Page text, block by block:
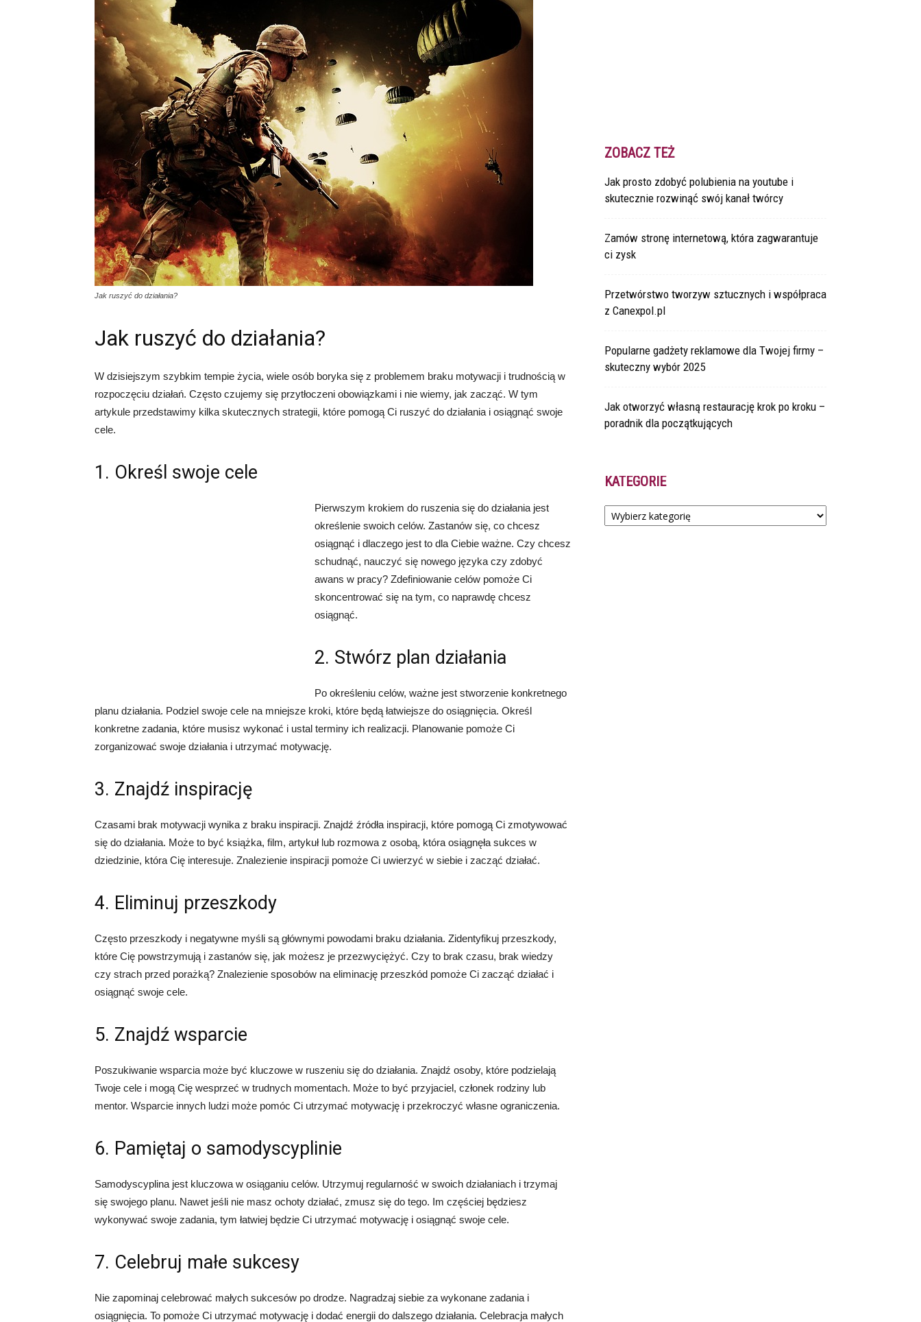
Jak ruszyć do działania?
Jak ruszyć do działania?
W dzisiejszym szybkim tempie życia, wiele osób boryka się z problemem braku motywacji i trudnością w
rozpoczęciu działań. Często czujemy się przytłoczeni obowiązkami i nie wiemy, jak zacząć. W tym
artykule przedstawimy kilka skutecznych strategii, które pomogą Ci ruszyć do działania i osiągnąć swoje
cele.
1. Określ swoje cele
Pierwszym krokiem do ruszenia się do działania jest
określenie swoich celów. Zastanów się, co chcesz
osiągnąć i dlaczego jest to dla Ciebie ważne. Czy chcesz
schudnąć, nauczyć się nowego języka czy zdobyć
awans w pracy? Zdefiniowanie celów pomoże Ci
skoncentrować się na tym, co naprawdę chcesz
osiągnąć.
2. Stwórz plan działania
Po określeniu celów, ważne jest stworzenie konkretnego
planu działania. Podziel swoje cele na mniejsze kroki, które będą łatwiejsze do osiągnięcia. Określ
konkretne zadania, które musisz wykonać i ustal terminy ich realizacji. Planowanie pomoże Ci
zorganizować swoje działania i utrzymać motywację.
3. Znajdź inspirację
Czasami brak motywacji wynika z braku inspiracji. Znajdź źródła inspiracji, które pomogą Ci zmotywować
się do działania. Może to być książka, film, artykuł lub rozmowa z osobą, która osiągnęła sukces w
dziedzinie, która Cię interesuje. Znalezienie inspiracji pomoże Ci uwierzyć w siebie i zacząć działać.
4. Eliminuj przeszkody
Często przeszkody i negatywne myśli są głównymi powodami braku działania. Zidentyfikuj przeszkody,
które Cię powstrzymują i zastanów się, jak możesz je przezwyciężyć. Czy to brak czasu, brak wiedzy
czy strach przed porażką? Znalezienie sposobów na eliminację przeszkód pomoże Ci zacząć działać i
osiągnąć swoje cele.
5. Znajdź wsparcie
Poszukiwanie wsparcia może być kluczowe w ruszeniu się do działania. Znajdź osoby, które podzielają
Twoje cele i mogą Cię wesprzeć w trudnych momentach. Może to być przyjaciel, członek rodziny lub
mentor. Wsparcie innych ludzi może pomóc Ci utrzymać motywację i przekroczyć własne ograniczenia.
6. Pamiętaj o samodyscyplinie
Samodyscyplina jest kluczowa w osiąganiu celów. Utrzymuj regularność w swoich działaniach i trzymaj
się swojego planu. Nawet jeśli nie masz ochoty działać, zmusz się do tego. Im częściej będziesz
wykonywać swoje zadania, tym łatwiej będzie Ci utrzymać motywację i osiągnąć swoje cele.
7. Celebruj małe sukcesy
Nie zapominaj celebrować małych sukcesów po drodze. Nagradzaj siebie za wykonane zadania i
osiągnięcia. To pomoże Ci utrzymać motywację i dodać energii do dalszego działania. Celebracja małych
ZOBACZ TEŻ
Jak prosto zdobyć polubienia na youtube i
skutecznie rozwinąć swój kanał twórcy
Zamów stronę internetową, która zagwarantuje
ci zysk
Przetwórstwo tworzyw sztucznych i współpraca
z Canexpol.pl
Popularne gadżety reklamowe dla Twojej firmy –
skuteczny wybór 2025
Jak otworzyć własną restaurację krok po kroku –
poradnik dla początkujących
KATEGORIE
Kategorie